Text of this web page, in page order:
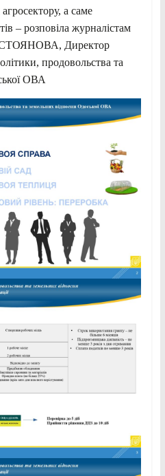
а саме
– розповіла журналістам
СТОЯНОВА, Директор
продовольства та
ОВА